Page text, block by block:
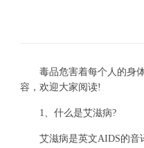
毒品危害着每个人的身体
容，欢迎大家阅读!
1、什么是艾滋病?
艾滋病是英文AIDS的音译